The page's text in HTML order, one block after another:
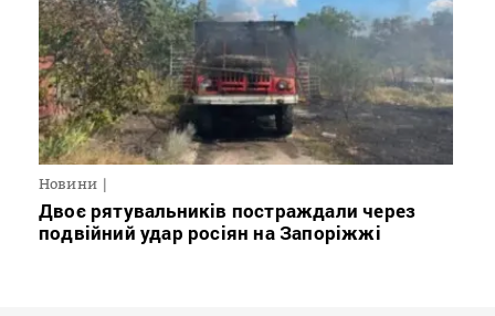
Новини
Двоє рятувальників постраждали через
подвійний удар росіян на Запоріжжі